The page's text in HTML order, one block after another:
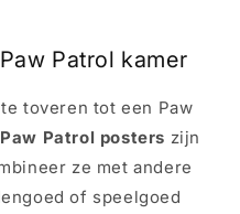
Patrol kamer
toveren tot een Paw
Paw Patrol posters zijn
ze met andere
of speelgoed